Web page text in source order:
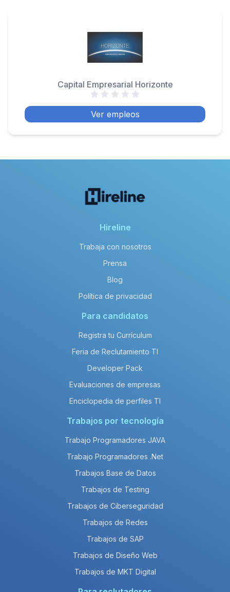
Capital Empresarial Horizonte
Ver empleos
Hireline
Trabaja con nosotros
Prensa
Blog
Política de privacidad
Para candidatos
Registra tu Currículum
Feria de Reclutamiento TI
Developer Pack
Evaluaciones de empresas
Enciclopedia de perfiles TI
Trabajos por tecnología
Trabajo Programadores JAVA
Trabajo Programadores .Net
Trabajos Base de Datos
Trabajos de Testing
Trabajos de Ciberseguridad
Trabajos de Redes
Trabajos de SAP
Trabajos de Diseño Web
Trabajos de MKT Digital